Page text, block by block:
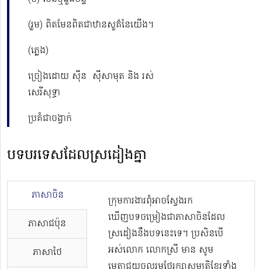
(រួម) ពិតមែនពិតជាឋានសួគ៌នៃយើង។
(ភ្លេង)
ច្រៀងដោយ ស៊ីន ស៊ីសាមុត និង រស់
សេរីសុទ្ធា
ប្រគំជាចង្វាក់
បទបរទេសដែលស្រដៀងគ្នា
ភាសាចិន
ភាសាជប៉ុន
ភាសាថៃ
ក្រុមការងារពុំអាចស្វែងរក
ឃើញបទចម្រៀងជាភាសាចិនដែល
ស្រដៀងនឹងបទនេះទេ។ ប្រសិនបើ
អស់លោក លោកស្រី មាន សូម